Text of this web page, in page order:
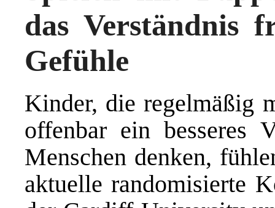
das Verständnis
Gefühle
Kinder, die regelmäßig
offenbar ein besseres
Menschen denken,
aktuelle randomisierte